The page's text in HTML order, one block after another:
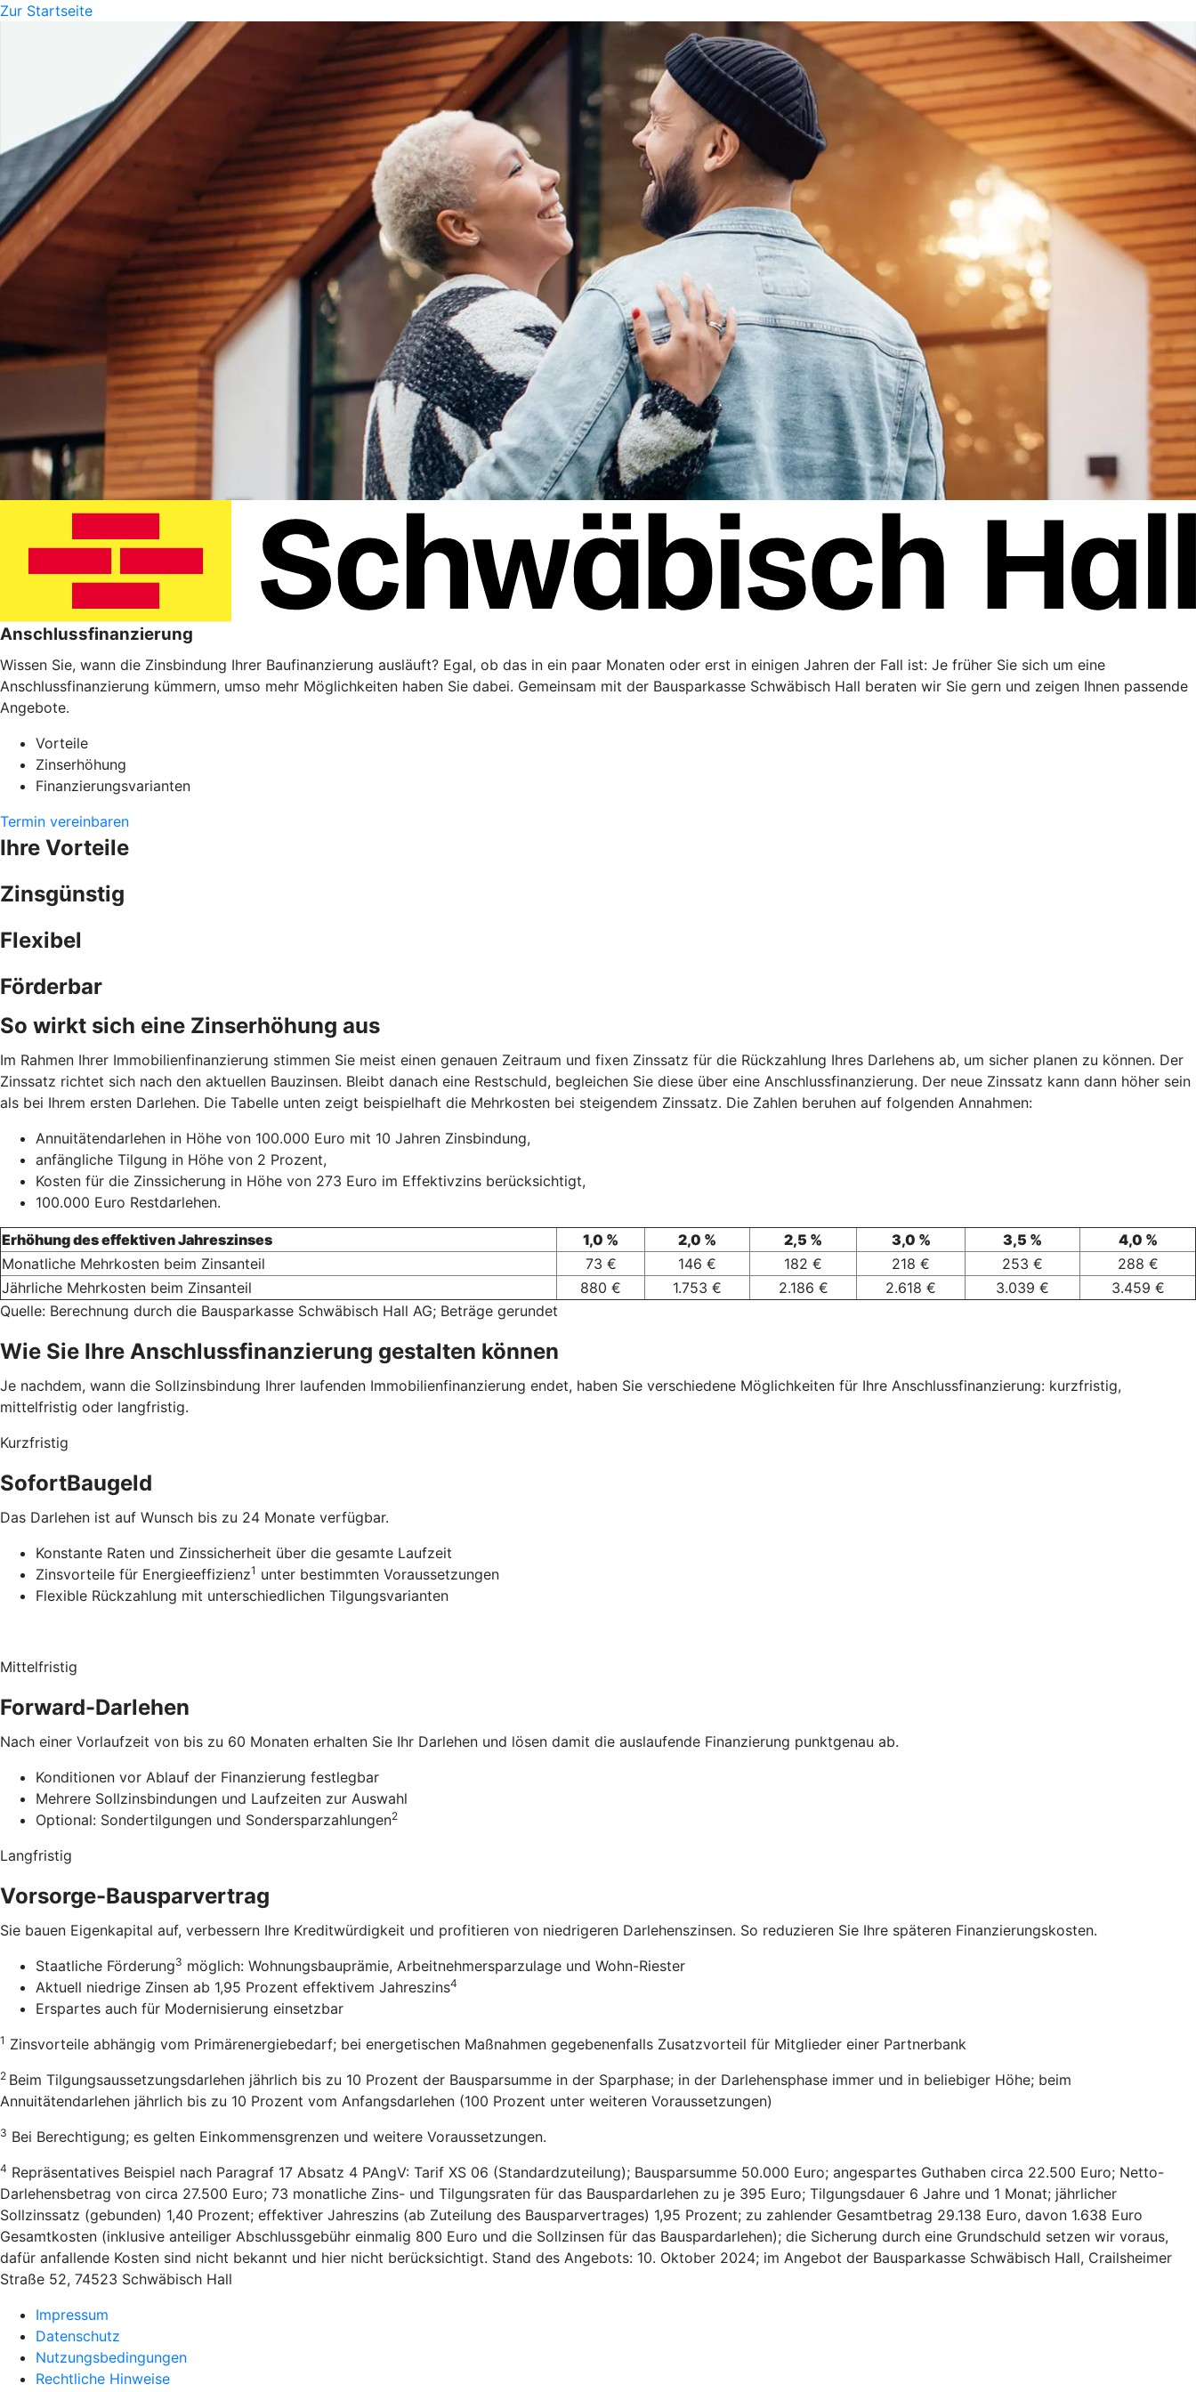
Zur Startseite
Anschlussfinanzierung
Wissen Sie, wann die Zinsbindung Ihrer Baufinanzierung ausläuft? Egal, ob das in ein paar Monaten oder erst in einigen Jahren der Fall ist: Je früher Sie sich um eine
Anschlussfinanzierung kümmern, umso mehr Möglichkeiten haben Sie dabei. Gemeinsam mit der Bausparkasse Schwäbisch Hall beraten wir Sie gern und zeigen Ihnen passende
Angebote.
Vorteile
Zinserhöhung
Finanzierungsvarianten
Termin vereinbaren
Ihre Vorteile
Zinsgünstig
Flexibel
Förderbar
So wirkt sich eine Zinserhöhung aus
Im Rahmen Ihrer Immobilienfinanzierung stimmen Sie meist einen genauen Zeitraum und fixen Zinssatz für die Rückzahlung Ihres Darlehens ab, um sicher planen zu können. Der
Zinssatz richtet sich nach den aktuellen Bauzinsen. Bleibt danach eine Restschuld, begleichen Sie diese über eine Anschlussfinanzierung. Der neue Zinssatz kann dann höher sein
als bei Ihrem ersten Darlehen. Die Tabelle unten zeigt beispielhaft die Mehrkosten bei steigendem Zinssatz. Die Zahlen beruhen auf folgenden Annahmen:
Annuitätendarlehen in Höhe von 100.000 Euro mit 10 Jahren Zinsbindung,
anfängliche Tilgung in Höhe von 2 Prozent,
Kosten für die Zinssicherung in Höhe von 273 Euro im Effektivzins berücksichtigt,
100.000 Euro Restdarlehen.
Erhöhung des effektiven Jahreszinses 1,0 % 2,0 % 2,5 % 3,0 % 3,5 %
4,0 %
Monatliche Mehrkosten beim Zinsanteil
73 € 146 € 182 € 218 € 253 €
288 €
Jährliche Mehrkosten beim Zinsanteil
880 € 1.753 € 2.186 € 2.618 € 3.039 €
3.459 €
Quelle: Berechnung durch die Bausparkasse Schwäbisch Hall AG; Beträge gerundet
Wie Sie Ihre Anschlussfinanzierung gestalten können
Je nachdem, wann die Sollzinsbindung Ihrer laufenden Immobilienfinanzierung endet, haben Sie verschiedene Möglichkeiten für Ihre Anschlussfinanzierung: kurzfristig,
mittelfristig oder langfristig.
Kurzfristig
SofortBaugeld
Das Darlehen ist auf Wunsch bis zu 24 Monate verfügbar.
Konstante Raten und Zinssicherheit über die gesamte Laufzeit
Zinsvorteile für Energieeffizienz1 unter bestimmten Voraussetzungen
Flexible Rückzahlung mit unterschiedlichen Tilgungsvarianten
Mittelfristig
Forward-Darlehen
Nach einer Vorlaufzeit von bis zu 60 Monaten erhalten Sie Ihr Darlehen und lösen damit die auslaufende Finanzierung punktgenau ab.
Konditionen vor Ablauf der Finanzierung festlegbar
Mehrere Sollzinsbindungen und Laufzeiten zur Auswahl
Optional: Sondertilgungen und Sondersparzahlungen2
Langfristig
Vorsorge-Bausparvertrag
Sie bauen Eigenkapital auf, verbessern Ihre Kreditwürdigkeit und profitieren von niedrigeren Darlehenszinsen. So reduzieren Sie Ihre späteren Finanzierungskosten.
Staatliche Förderung3 möglich: Wohnungsbauprämie, Arbeitnehmersparzulage und Wohn-Riester
Aktuell niedrige Zinsen ab 1,95 Prozent effektivem Jahreszins4
Erspartes auch für Modernisierung einsetzbar
1 Zinsvorteile abhängig vom Primärenergiebedarf; bei energetischen Maßnahmen gegebenenfalls Zusatzvorteil für Mitglieder einer Partnerbank
2 Beim Tilgungsaussetzungsdarlehen jährlich bis zu 10 Prozent der Bausparsumme in der Sparphase; in der Darlehensphase immer und in beliebiger Höhe; beim
Annuitätendarlehen jährlich bis zu 10 Prozent vom Anfangsdarlehen (100 Prozent unter weiteren Voraussetzungen)
3 Bei Berechtigung; es gelten Einkommensgrenzen und weitere Voraussetzungen.
4 Repräsentatives Beispiel nach Paragraf 17 Absatz 4 PAngV: Tarif XS 06 (Standardzuteilung); Bausparsumme 50.000 Euro; angespartes Guthaben circa 22.500 Euro; Netto-
Darlehensbetrag von circa 27.500 Euro; 73 monatliche Zins- und Tilgungsraten für das Bauspardarlehen zu je 395 Euro; Tilgungsdauer 6 Jahre und 1 Monat; jährlicher
Sollzinssatz (gebunden) 1,40 Prozent; effektiver Jahreszins (ab Zuteilung des Bausparvertrages) 1,95 Prozent; zu zahlender Gesamtbetrag 29.138 Euro, davon 1.638 Euro
Gesamtkosten (inklusive anteiliger Abschlussgebühr einmalig 800 Euro und die Sollzinsen für das Bauspardarlehen); die Sicherung durch eine Grundschuld setzen wir voraus,
dafür anfallende Kosten sind nicht bekannt und hier nicht berücksichtigt. Stand des Angebots: 10. Oktober 2024; im Angebot der Bausparkasse Schwäbisch Hall, Crailsheimer
Straße 52, 74523 Schwäbisch Hall
Impressum
Datenschutz
Nutzungsbedingungen
Rechtliche Hinweise